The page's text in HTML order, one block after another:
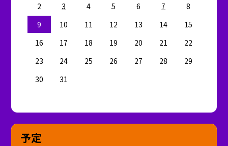
2
3 4 5 6 7
8
9
10 11 12 13 14
15
16
17 18 19 20 21
22
23
24 25 26 27 28
29
30
31
予定